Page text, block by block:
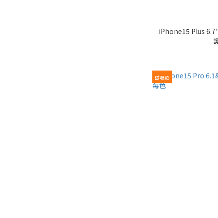
iPhone15 Plus 6.7" TREND BOOST 軍規防震保
磁吸款